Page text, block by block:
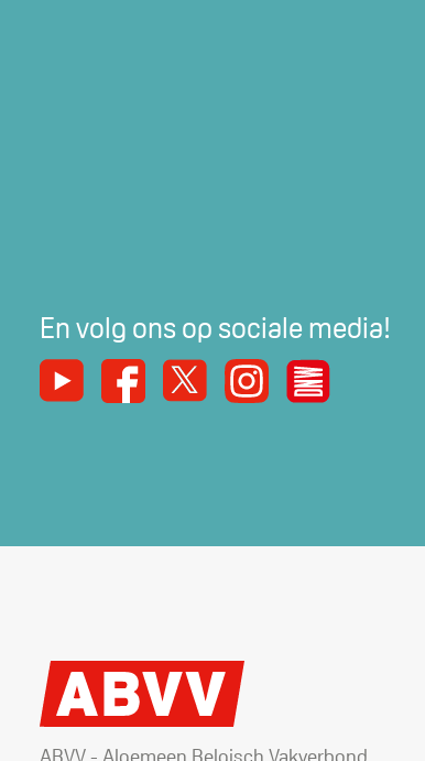
En volg ons op sociale media!
YoutubeFacebook
X InstagramDe Nieuwe Werker
ABVV - Algemeen Belgisch Vakverbond